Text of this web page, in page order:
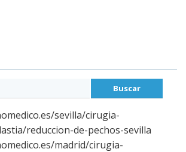
sevilla/cirugia-
reduccion-de-pechos-sevilla
madrid/cirugia-